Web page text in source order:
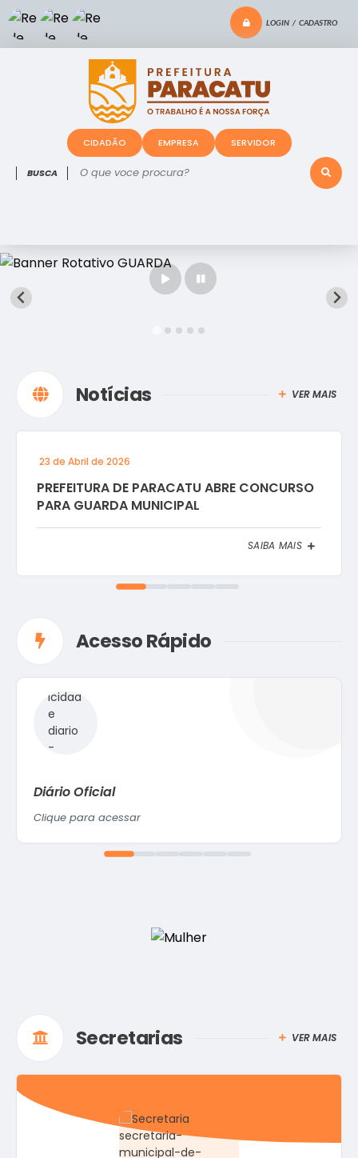
LOGIN / CADASTRO
O que voce procura?
CIDADÃO EMPRESA SERVIDOR
Notícias VER MAIS
PREFEITURA DE PARACATU ABRE CONCURSO
PARA GUARDA MUNICIPAL
23 de Abril de 2026
SAIBA MAIS
Acesso Rápido
Diário Oficial
Clique para acessar
Secretarias VER MAIS